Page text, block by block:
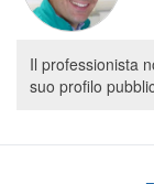
Planner
Il professionista
suo profilo